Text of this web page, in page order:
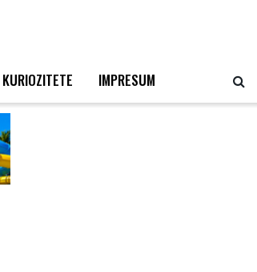
KURIOZITETE IMPRESUM